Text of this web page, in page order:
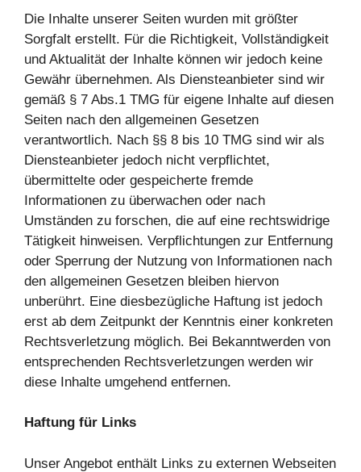
Die Inhalte unserer Seiten wurden mit größter
Sorgfalt erstellt. Für die Richtigkeit, Vollständigkeit
und Aktualität der Inhalte können wir jedoch keine
Gewähr übernehmen. Als Diensteanbieter sind wir
gemäß § 7 Abs.1 TMG für eigene Inhalte auf diesen
Seiten nach den allgemeinen Gesetzen
verantwortlich. Nach §§ 8 bis 10 TMG sind wir als
Diensteanbieter jedoch nicht verpflichtet,
übermittelte oder gespeicherte fremde
Informationen zu überwachen oder nach
Umständen zu forschen, die auf eine rechtswidrige
Tätigkeit hinweisen. Verpflichtungen zur Entfernung
oder Sperrung der Nutzung von Informationen nach
den allgemeinen Gesetzen bleiben hiervon
unberührt. Eine diesbezügliche Haftung ist jedoch
erst ab dem Zeitpunkt der Kenntnis einer konkreten
Rechtsverletzung möglich. Bei Bekanntwerden von
entsprechenden Rechtsverletzungen werden wir
diese Inhalte umgehend entfernen.
Haftung für Links
Unser Angebot enthält Links zu externen Webseiten